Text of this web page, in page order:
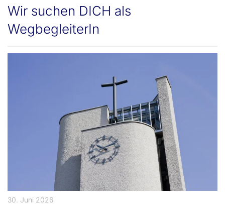
Wir suchen DICH als
WegbegleiterIn
30. Juni 2026